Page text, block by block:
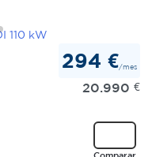
294 €/mes
20.990 €